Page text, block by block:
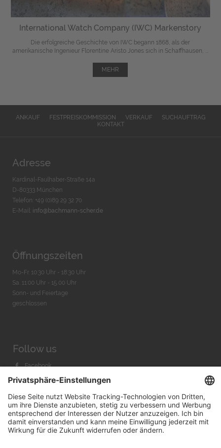
International Watch Company (IWC) Markenstory
Die erfolgreiche Geschichte von IWC begann 1868, als der
amerikanische Ingenieur Florentine Aristo Jones sich in Schaffhausen, ...
MEHR
ANKAUF FESTPREISKOMMISSION VERKAUF
SUCHAUFTRAG
KONTAKT
Adresse
Kardinal-Faulhaber-Straße 14a
D-80333 München
Telefon: +49 (0)89 29 32 70
E-Mail: info@bachmann-scher.de
Öffnungszeiten
Mo-Fr. 10:30 Uhr - 18:30 Uhr
Sa. 11:00 Uhr - 15.00 Uhr
Sonn- und Feiertage
geschlossen
Follow us
Facebook
Instagram
Youtube